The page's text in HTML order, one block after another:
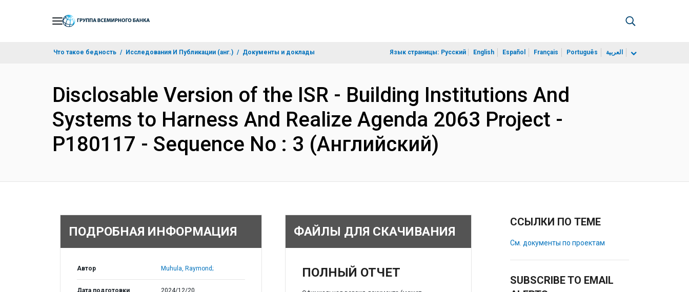
Что такое бедность Исследования И Публикации (анг.) Документы и доклады Язык страницы: Русский English Español Français Português العربية
Disclosable Version of the ISR - Building Institutions And
Systems to Harness And Realize Agenda 2063 Project -
P180117 - Sequence No : 3 (Английский)
ПОДРОБНАЯ ИНФОРМАЦИЯ
Автор Muhula, Raymond;
Дата подготовки
2024/12/20
ФАЙЛЫ ДЛЯ СКАЧИВАНИЯ
ПОЛНЫЙ ОТЧЕТ
ССЫЛКИ ПО ТЕМЕ
См. документы по проектам
SUBSCRIBE TO EMAIL